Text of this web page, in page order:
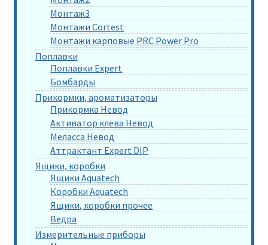
Монтаж3
Монтажи Cortest
Монтажи карповые PRC Power Pro
Поплавки
Поплавки Expert
Бомбарды
Прикормки, ароматизаторы
Прикормка Невод
Активатор клева Невод
Меласса Невод
Аттрактант Expert DIP
Ящики, коробки
Ящики Aquatech
Коробки Aquatech
Ящики, коробки прочее
Ведра
Измерительные приборы